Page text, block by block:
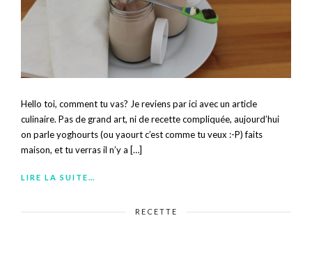
Hello toi, comment tu vas? Je reviens par ici avec un article
culinaire. Pas de grand art, ni de recette compliquée, aujourd’hui
on parle yoghourts (ou yaourt c’est comme tu veux :-P) faits
maison, et tu verras il n’y a […]
LIRE LA SUITE…
RECETTE